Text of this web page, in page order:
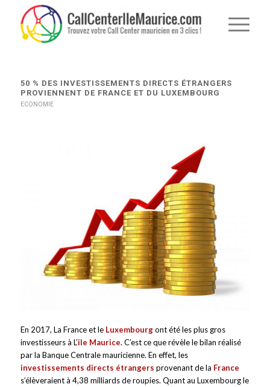
50 % DES INVESTISSEMENTS DIRECTS ÉTRANGERS
PROVIENNENT DE FRANCE ET DU LUXEMBOURG
ECONOMIE
En 2017, La France et le Luxembourgont été les plus gros
investisseurs à L’ile Maurice. C’est ce que révèle le bilan réalisé
par la Banque Centrale mauricienne. En effet, les
investissements directs étrangers provenant de la France
s’élèveraient à 4,38 milliards de roupies. Quant au Luxembourg le